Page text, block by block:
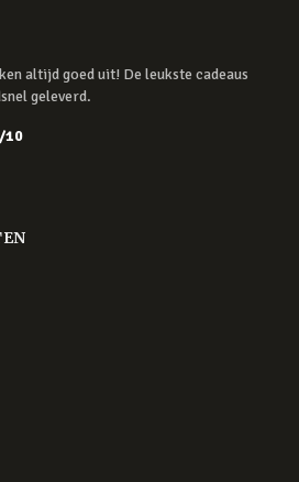
altijd goed uit! De leukste cadeaus
geleverd.
/10